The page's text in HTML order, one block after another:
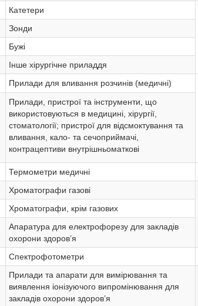
Катетери
Зонди
Бужі
Інше хірургічне приладдя
Прилади для вливання розчинів (медичні)
Прилади, пристрої та інструменти, що
використовуються в медицині, хірургії,
стоматології; пристрої для відсмоктування та
вливання, кало- та сечоприймачі,
контрацептиви внутрішньоматкові
Термометри медичні
Хроматографи газові
Хроматографи, крім газових
Апаратура для електрофорезу для закладів
охорони здоров’я
Спектрофотометри
Прилади та апарати для вимірювання та
виявлення іонізуючого випромінювання для
закладів охорони здоров’я